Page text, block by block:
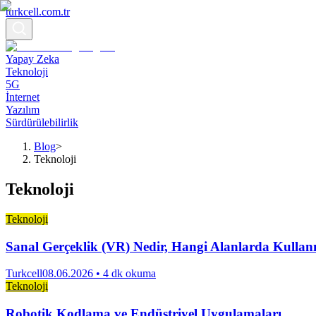
turkcell.com.tr
Yapay Zeka
Teknoloji
5G
İnternet
Yazılım
Sürdürülebilirlik
Blog>
Teknoloji
Teknoloji
Teknoloji
Sanal Gerçeklik (VR) Nedir, Hangi Alanlarda
Turkcell08.06.2026 • 4 dk okuma
Teknoloji